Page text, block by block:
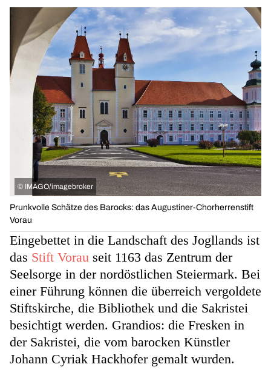
© IMAGO/imagebroker
Prunkvolle Schätze des Barocks: das Augustiner-Chorherrenstift
Vorau
Eingebettet in die Landschaft des Jogllands ist
das Stift Vorau seit 1163 das Zentrum der
Seelsorge in der nordöstlichen Steiermark. Bei
einer Führung können die überreich vergoldete
Stiftskirche, die Bibliothek und die Sakristei
besichtigt werden. Grandios: die Fresken in
der Sakristei, die vom barocken Künstler
Johann Cyriak Hackhofer gemalt wurden.